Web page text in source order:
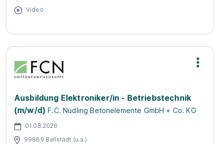
Video
Ausbildung Elektroniker/in - Betriebstechnik
(m/w/d) F.C. Nüdling Betonelemente GmbH + Co. KG
01.08.2026
99869 Ballstädt (u.a.)